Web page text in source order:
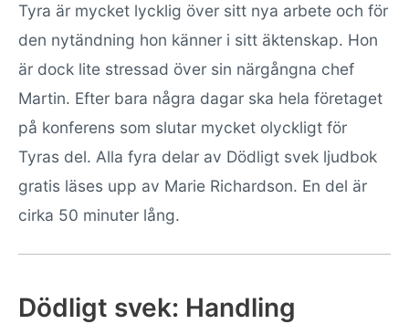
Tyra är mycket lycklig över sitt nya arbete och för
den nytändning hon känner i sitt äktenskap. Hon
är dock lite stressad över sin närgångna chef
Martin. Efter bara några dagar ska hela företaget
på konferens som slutar mycket olyckligt för
Tyras del. Alla fyra delar av Dödligt svek ljudbok
gratis läses upp av Marie Richardson. En del är
cirka 50 minuter lång.
Dödligt svek: Handling